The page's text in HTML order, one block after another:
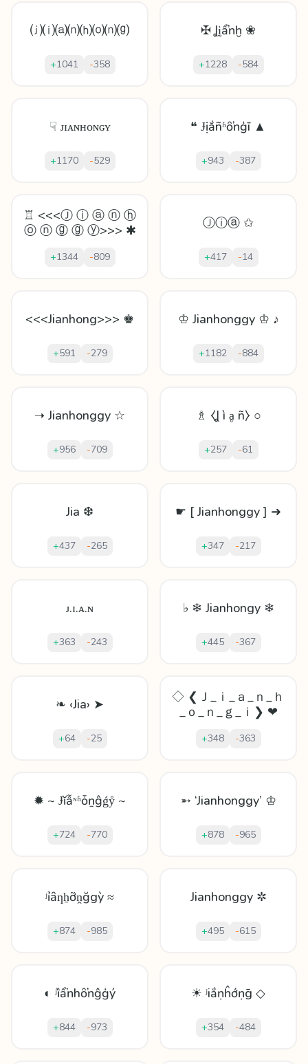
⒥⒤⒜⒩⒣⒪⒩⒢
+1041 -358
✠ Ʝḭẩŉḫ ❀
+1228 -584
☟ ᴊɪᴀɴʜᴏɴɢʏ
+1170 -529
❝ Ɉịắñʱȏŉģī ▲
+943 -387
♖ <<<Ⓙ ⓘ ⓐ ⓝ ⓗ
ⓞ ⓝ ⓖ ⓖ ⓨ>>> ✱
+1344 -809
Ⓙⓘⓐ ✩
+417 -14
<<<Jianhong>>> ♚
+591 -279
♔ Jianhonggy ♔ ♪
+1182 -884
➝ Jianhonggy ☆
+956 -709
♗ ⧼Ʝ ì ḁ ñ⧽ ○
+257 -61
Jia ❆
+437 -265
☛ [ Jianhonggy ] ➜
+347 -217
ᴊ.ɪ.ᴀ.ɴ
+363 -243
♭ ❄ Jianhongy ❄
+445 -367
❧ ‹Jia› ➤
+64 -25
◇ ❮Ｊ_ｉ_ａ_ｎ_ｈ
_ｏ_ｎ_ｇ_ｉ❯ ❤
+348 -363
✹ ~ Ɉĭẫᶰʱȱṉĝǵẙ ~
+724 -770
➵ ‘Jianhonggy’ ♔
+878 -965
ʲỉȃƞẖỡṋğgỳ ≈
+874 -985
Jianhonggy ✲
+495 -615
◐ ʲȉẩŉhȏŉĝģý
+844 -973
☀ ʲiắṇĥớṇḡ ◇
+354 -484